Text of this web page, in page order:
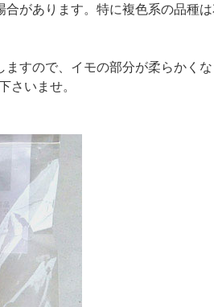
があります。特に複色系の品種
すので、イモの部分が柔らかく
さいませ。